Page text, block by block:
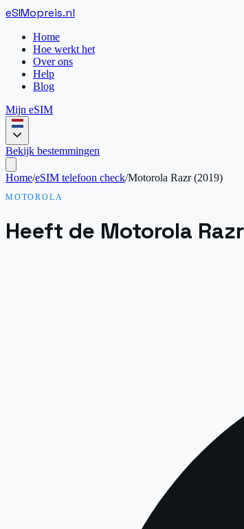
eSIMopreis.nl
Home
Hoe werkt het
Over ons
Help
Blog
Mijn eSIM
Bekijk bestemmingen
Home/eSIM telefoon check/Motorola Razr (2019)
MOTOROLA
Heeft de Motorola